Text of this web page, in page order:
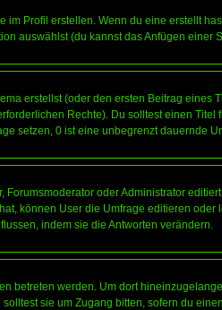
Profil erstellen. Wenn du eine erstellt
auswählst (du kannst das Anfügen
erstellst (oder den ersten Beitrag eines
Rechte). Du solltest einen
setzen, 0 ist eine unbegrenzt dauernde
oder Administrator
können User die Umfrage editieren
indem sie die Antworten verändern.
betreten werden. Um dort
sie um Zugang bitten, sofern du